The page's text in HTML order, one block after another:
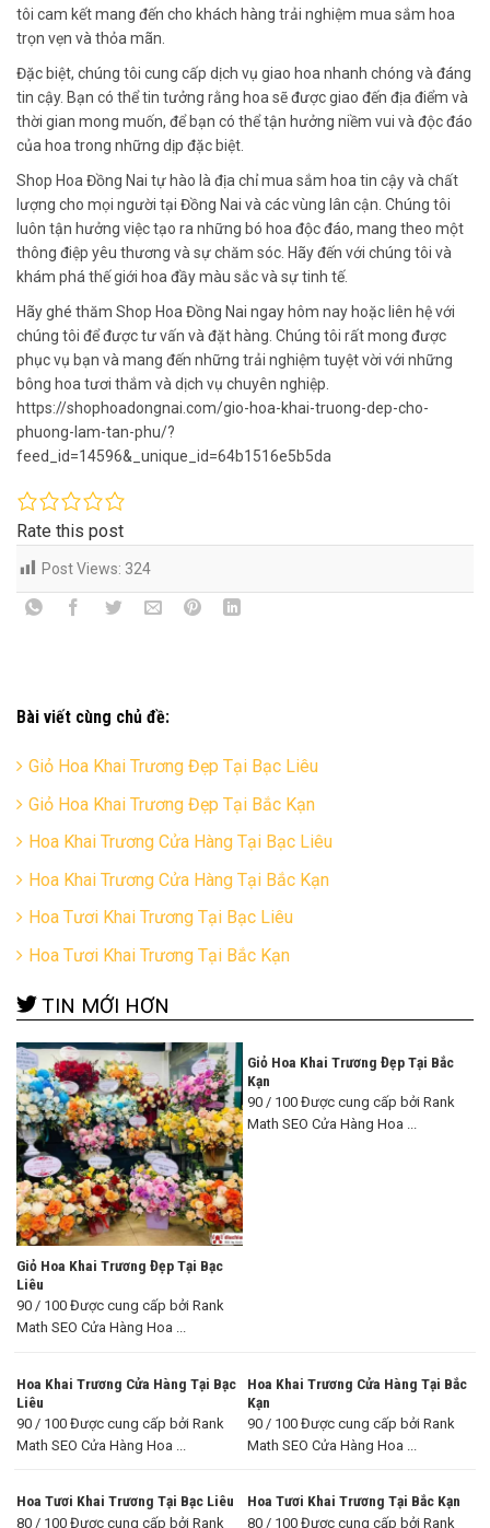
tôi cam kết mang đến cho khách hàng trải nghiệm mua sắm hoa
trọn vẹn và thỏa mãn.
Đặc biệt, chúng tôi cung cấp dịch vụ giao hoa nhanh chóng và đáng
tin cậy. Bạn có thể tin tưởng rằng hoa sẽ được giao đến địa điểm và
thời gian mong muốn, để bạn có thể tận hưởng niềm vui và độc đáo
của hoa trong những dịp đặc biệt.
Shop Hoa Đồng Nai tự hào là địa chỉ mua sắm hoa tin cậy và chất
lượng cho mọi người tại Đồng Nai và các vùng lân cận. Chúng tôi
luôn tận hưởng việc tạo ra những bó hoa độc đáo, mang theo một
thông điệp yêu thương và sự chăm sóc. Hãy đến với chúng tôi và
khám phá thế giới hoa đầy màu sắc và sự tinh tế.
Hãy ghé thăm Shop Hoa Đồng Nai ngay hôm nay hoặc liên hệ với
chúng tôi để được tư vấn và đặt hàng. Chúng tôi rất mong được
phục vụ bạn và mang đến những trải nghiệm tuyệt vời với những
bông hoa tươi thắm và dịch vụ chuyên nghiệp.
https://shophoadongnai.com/gio-hoa-khai-truong-dep-cho-
phuong-lam-tan-phu/?
feed_id=14596&_unique_id=64b1516e5b5da
Rate this post
Post Views: 324
Bài viết cùng chủ đề:
Giỏ Hoa Khai Trương Đẹp Tại Bạc Liêu
Giỏ Hoa Khai Trương Đẹp Tại Bắc Kạn
Hoa Khai Trương Cửa Hàng Tại Bạc Liêu
Hoa Khai Trương Cửa Hàng Tại Bắc Kạn
Hoa Tươi Khai Trương Tại Bạc Liêu
Hoa Tươi Khai Trương Tại Bắc Kạn
TIN MỚI HƠN
Giỏ Hoa Khai Trương Đẹp Tại Bạc
Liêu
90 / 100 Được cung cấp bởi Rank
Math SEO Cửa Hàng Hoa ...
Giỏ Hoa Khai Trương Đẹp Tại Bắc
Kạn
90 / 100 Được cung cấp bởi Rank
Math SEO Cửa Hàng Hoa ...
Hoa Khai Trương Cửa Hàng Tại Bạc
Liêu
90 / 100 Được cung cấp bởi Rank
Math SEO Cửa Hàng Hoa ...
Hoa Khai Trương Cửa Hàng Tại Bắc
Kạn
90 / 100 Được cung cấp bởi Rank
Math SEO Cửa Hàng Hoa ...
Hoa Tươi Khai Trương Tại Bạc Liêu
80 / 100 Được cung cấp bởi Rank
Hoa Tươi Khai Trương Tại Bắc Kạn
80 / 100 Được cung cấp bởi Rank